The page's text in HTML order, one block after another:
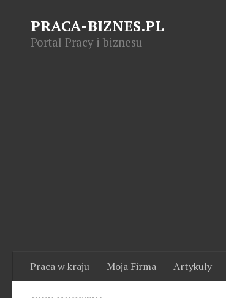
PRACA-BIZNES.PL
Portal Pracy i biznesu
Praca w kraju Moja Firma Artykuły